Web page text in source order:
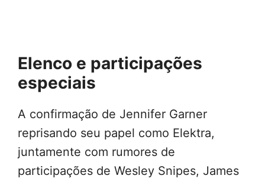
Elenco e participações
especiais
A confirmação de Jennifer Garner
reprisando seu papel como Elektra,
juntamente com rumores de
participações de Wesley Snipes, James